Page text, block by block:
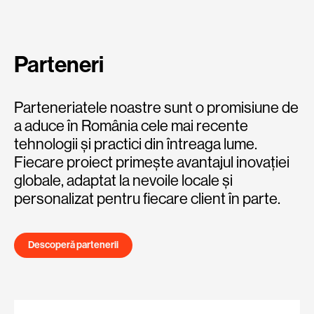
Parteneri
Parteneriatele noastre sunt o promisiune de
a aduce în România cele mai recente
tehnologii și practici din întreaga lume.
Fiecare proiect primește avantajul inovației
globale, adaptat la nevoile locale și
personalizat pentru fiecare client în parte.
Descoperă partenerii